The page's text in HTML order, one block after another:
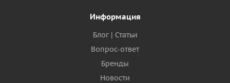
Информация
Блог | Статьи
Вопрос-ответ
Бренды
Новости